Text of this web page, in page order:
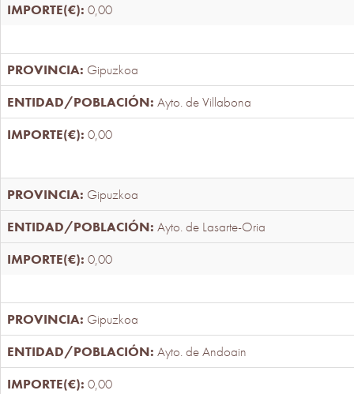
0,00
Gipuzkoa
Ayto. de Villabona
0,00
Gipuzkoa
Ayto. de Lasarte-Oria
0,00
Gipuzkoa
Ayto. de Andoain
0,00